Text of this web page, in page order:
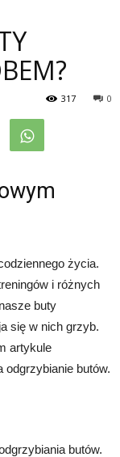
0
317
życia.
i różnych
buty
się w nich grzyb.
artykule
butów.
butów.